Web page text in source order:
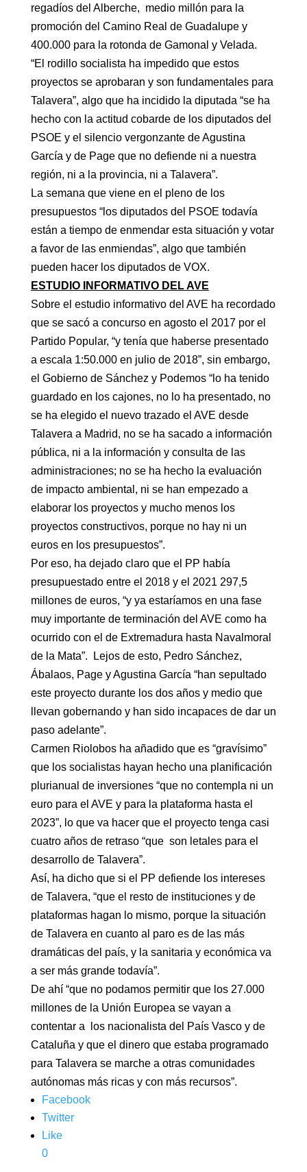
regadíos del Alberche, medio millón para la
promoción del Camino Real de Guadalupe y
400.000 para la rotonda de Gamonal y Velada.
“El rodillo socialista ha impedido que estos
proyectos se aprobaran y son fundamentales para
Talavera”, algo que ha incidido la diputada “se ha
hecho con la actitud cobarde de los diputados del
PSOE y el silencio vergonzante de Agustina
García y de Page que no defiende ni a nuestra
región, ni a la provincia, ni a Talavera”.
La semana que viene en el pleno de los
presupuestos “los diputados del PSOE todavía
están a tiempo de enmendar esta situación y votar
a favor de las enmiendas”, algo que también
pueden hacer los diputados de VOX.
ESTUDIO INFORMATIVO DEL AVE
Sobre el estudio informativo del AVE ha recordado
que se sacó a concurso en agosto el 2017 por el
Partido Popular, “y tenía que haberse presentado
a escala 1:50.000 en julio de 2018”, sin embargo,
el Gobierno de Sánchez y Podemos “lo ha tenido
guardado en los cajones, no lo ha presentado, no
se ha elegido el nuevo trazado el AVE desde
Talavera a Madrid, no se ha sacado a información
pública, ni a la información y consulta de las
administraciones; no se ha hecho la evaluación
de impacto ambiental, ni se han empezado a
elaborar los proyectos y mucho menos los
proyectos constructivos, porque no hay ni un
euros en los presupuestos”.
Por eso, ha dejado claro que el PP había
presupuestado entre el 2018 y el 2021 297,5
millones de euros, “y ya estaríamos en una fase
muy importante de terminación del AVE como ha
ocurrido con el de Extremadura hasta Navalmoral
de la Mata”. Lejos de esto, Pedro Sánchez,
Ábalaos, Page y Agustina García “han sepultado
este proyecto durante los dos años y medio que
llevan gobernando y han sido incapaces de dar un
paso adelante”.
Carmen Riolobos ha añadido que es “gravísimo”
que los socialistas hayan hecho una planificación
plurianual de inversiones “que no contempla ni un
euro para el AVE y para la plataforma hasta el
2023”, lo que va hacer que el proyecto tenga casi
cuatro años de retraso “que son letales para el
desarrollo de Talavera”.
Así, ha dicho que si el PP defiende los intereses
de Talavera, “que el resto de instituciones y de
plataformas hagan lo mismo, porque la situación
de Talavera en cuanto al paro es de las más
dramáticas del país, y la sanitaria y económica va
a ser más grande todavía”.
De ahí “que no podamos permitir que los 27.000
millones de la Unión Europea se vayan a
contentar a los nacionalista del País Vasco y de
Cataluña y que el dinero que estaba programado
para Talavera se marche a otras comunidades
autónomas más ricas y con más recursos”.
Facebook
Twitter
Like
0